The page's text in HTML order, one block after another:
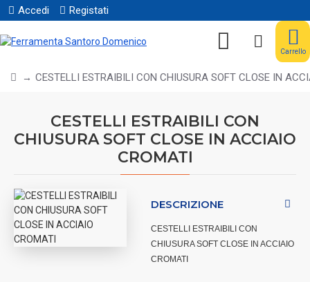
Accedi Registati
Carrello
CESTELLI ESTRAIBILI CON CHIUSURA SOFT CLOSE IN
CESTELLI ESTRAIBILI CON
CHIUSURA SOFT CLOSE IN ACCIAIO
CROMATI
DESCRIZIONE
CESTELLI ESTRAIBILI CON
CHIUSURA SOFT CLOSE IN ACCIAIO
CROMATI